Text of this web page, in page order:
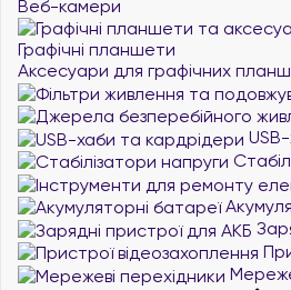
Веб-камери
Графічні планшети
Аксесуари для графічних